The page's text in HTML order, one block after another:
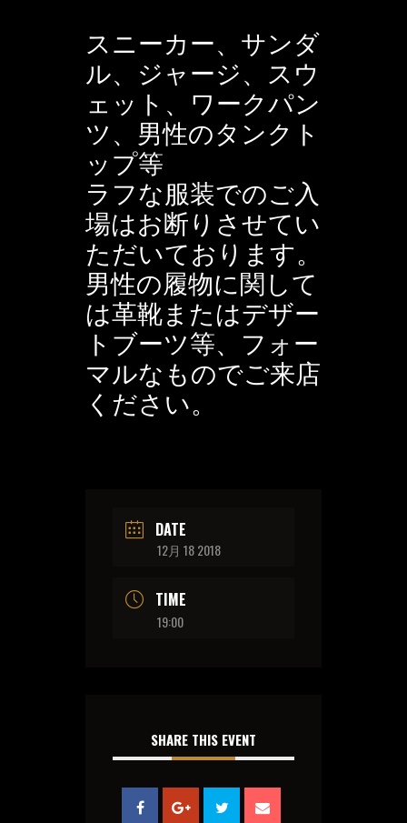
スニーカー、サンダ
ル、ジャージ、スウ
ェット、ワークパン
ツ、男性のタンクト
ップ等
ラフな服装でのご入
場はお断りさせてい
ただいております。
男性の履物に関して
は革靴またはデザー
トブーツ等、フォー
マルなものでご来店
ください。
DATE
12月 18 2018
TIME
19:00
SHARE THIS EVENT